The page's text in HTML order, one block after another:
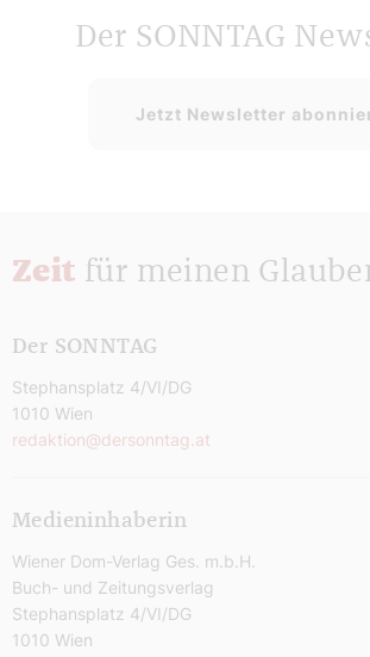
Der SONNTAG
Jetzt Newsletter
Zeit für meinen
Der SONNTAG
Stephansplatz 4/VI/DG
1010 Wien
redaktion@dersonntag.at
Medieninhaberin
Wiener Dom-Verlag Ges. m.b.H.
Buch- und Zeitungsverlag
Stephansplatz 4/VI/DG
1010 Wien